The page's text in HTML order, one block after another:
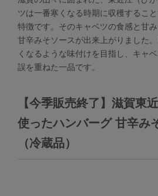
ツは一番寒くなる時期に収穫するこ
特徴です。そのキャベツの食感と甘
甘辛みそソースが出来上がりました
くなるような味付けを目指し、キャ
誤を重ねた一品です。
【今季販売終了】滋賀東
使ったハンバーグ 甘辛み
（冷蔵品）